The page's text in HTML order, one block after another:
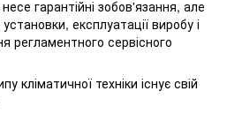
гарантійні зобов'язання, але
експлуатації виробу і
регламентного сервісного
кліматичної техніки існує свій